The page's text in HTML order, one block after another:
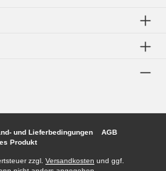
und Lieferbedingungen
AGB
Produkt
zzgl. Versandkosten und ggf.